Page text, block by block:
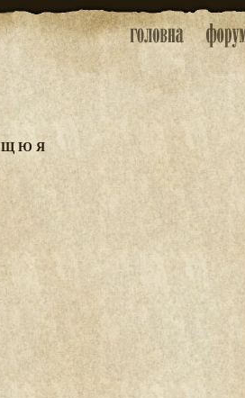
ЩЮ Я